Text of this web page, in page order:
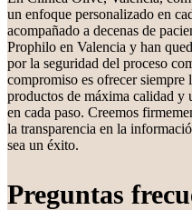
un enfoque personalizado en
acompañado a decenas de
Prophilo en Valencia y han
por la seguridad del proceso
compromiso es ofrecer siempre
productos de máxima calidad y
en cada paso. Creemos
la transparencia en la
sea un éxito.
Preguntas